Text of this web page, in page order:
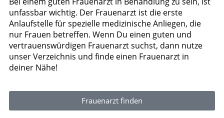
unfassbar wichtig. Der Frauenarzt ist die erste
Anlaufstelle für spezielle medizinische Anliegen, die
nur Frauen betreffen. Wenn Du einen guten und
vertrauenswürdigen Frauenarzt suchst, dann nutze
unser Verzeichnis und finde einen Frauenarzt in
deiner Nähe!
Frauenarzt finden